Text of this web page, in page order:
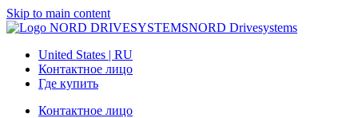
Skip to main content
NORD Drivesystems
United States | RU
Контактное лицо
Где купить
Контактное лицо